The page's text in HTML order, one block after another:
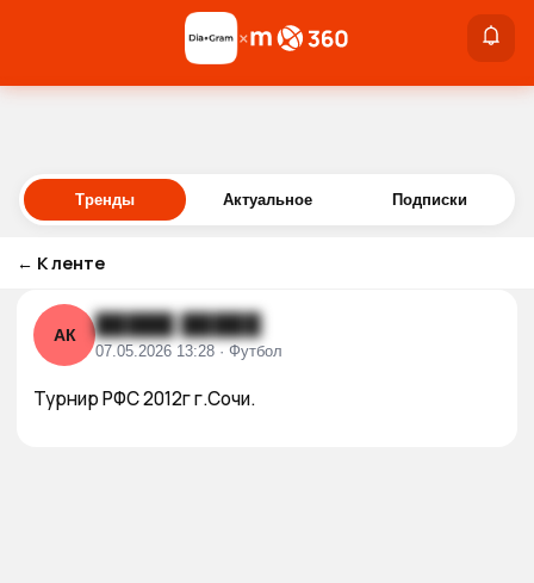
Войти
×
Тренды Актуальное Подписки
← К ленте
АК █████ █████
07.05.2026 13:28 · Футбол
Турнир РФС 2012г г.Сочи.